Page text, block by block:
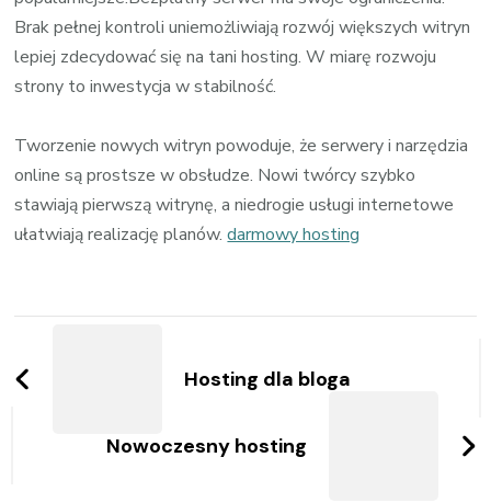
Brak pełnej kontroli uniemożliwiają rozwój większych witryn
lepiej zdecydować się na tani hosting. W miarę rozwoju
strony to inwestycja w stabilność.
Tworzenie nowych witryn powoduje, że serwery i narzędzia
online są prostsze w obsłudze. Nowi twórcy szybko
stawiają pierwszą witrynę, a niedrogie usługi internetowe
ułatwiają realizację planów.darmowy hosting
wpisy
Hosting dla bloga
Nowoczesny hosting